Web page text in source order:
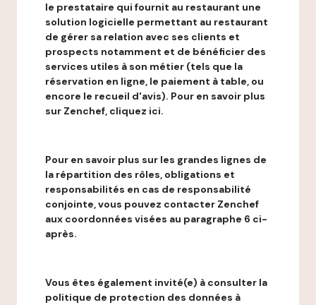
le prestataire qui fournit au restaurant une
solution logicielle permettant au restaurant
de gérer sa relation avec ses clients et
prospects notamment et de bénéficier des
services utiles à son métier (tels que la
réservation en ligne, le paiement à table, ou
encore le recueil d'avis). Pour en savoir plus
sur Zenchef, cliquez ici.
Pour en savoir plus sur les grandes lignes de
la répartition des rôles, obligations et
responsabilités en cas de responsabilité
conjointe, vous pouvez contacter Zenchef
aux coordonnées visées au paragraphe 6 ci-
après.
Vous êtes également invité(e) à consulter la
politique de protection des données à